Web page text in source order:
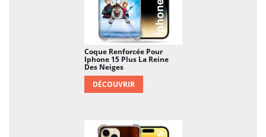
Coque Renforcée Pour
Iphone 15 Plus La Reine
Des Neiges
DÉCOUVRIR